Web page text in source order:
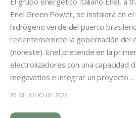
Enel Green Power, se instalará en
hidrógeno verde del puerto
recientememnte la gobernación del
(noreste). Enel pretende en la
electrolizadores con una capacidad
megavatios e integrar un proyecto…
20 DE JULIO DE 2022